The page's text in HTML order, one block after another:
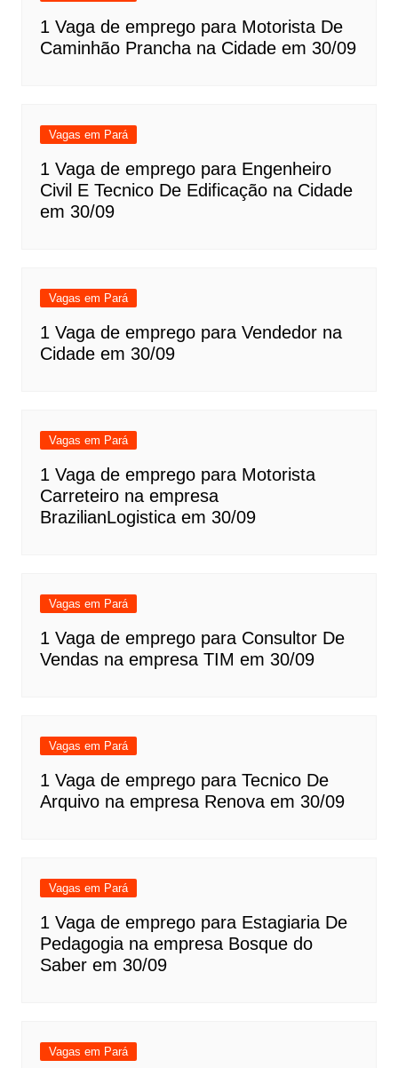
1 Vaga de emprego para Motorista De
Caminhão Prancha na Cidade em 30/09
Vagas em Pará
1 Vaga de emprego para Engenheiro
Civil E Tecnico De Edificação na Cidade
em 30/09
Vagas em Pará
1 Vaga de emprego para Vendedor na
Cidade em 30/09
Vagas em Pará
1 Vaga de emprego para Motorista
Carreteiro na empresa
BrazilianLogistica em 30/09
Vagas em Pará
1 Vaga de emprego para Consultor De
Vendas na empresa TIM em 30/09
Vagas em Pará
1 Vaga de emprego para Tecnico De
Arquivo na empresa Renova em 30/09
Vagas em Pará
1 Vaga de emprego para Estagiaria De
Pedagogia na empresa Bosque do
Saber em 30/09
Vagas em Pará